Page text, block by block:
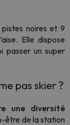
noires et 9
Elle dispose
passer un super
pas skier ?
une diversité
être de la station